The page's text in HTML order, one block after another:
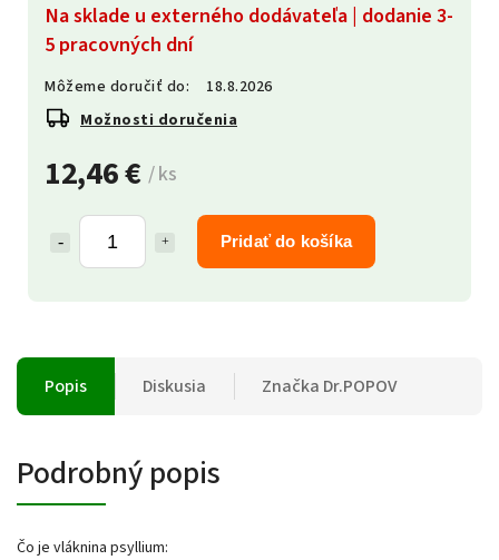
12,46 € / ks
Pridať do košíka
Na sklade u externého dodávateľa | dodanie 3-
5 pracovných dní
Môžeme doručiť do:
18.8.2026
Možnosti doručenia
Popis Diskusia Značka Dr.POPOV
Podrobný popis
Čo je vláknina psyllium: